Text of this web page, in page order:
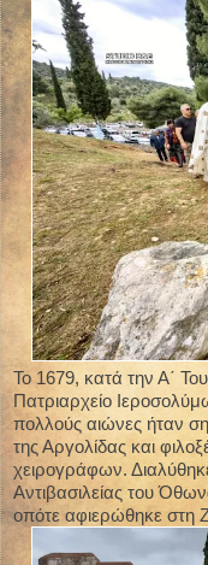
Το 1679, κατά την Α΄
Πατριαρχείο
πολλούς αιώνες ήταν
της Αργολίδας και
χειρογράφων.
Αντιβασιλείας του
οπότε αφιερώθηκε στη